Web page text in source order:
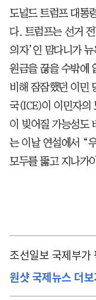
도널드 트럼프 대통
다. 트럼프는 선거
의자’인 맘다니가
원금을 끊을 수밖에
비해 잠잠했던 이민
국(ICE)이 이민자의
이 빚어질 가능성도
는 이날 연설에서 “
모두를 뚫고 지나가
조선일보 국제부가
원샷 국제뉴스 더보